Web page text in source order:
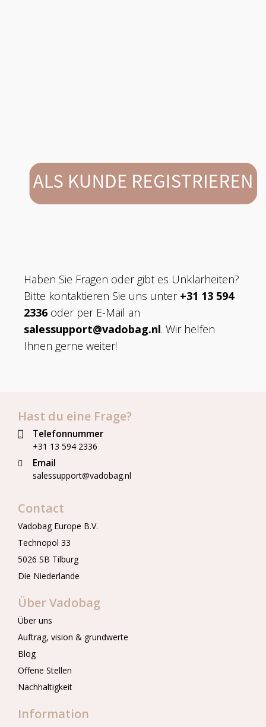
Haben Sie Fragen oder gibt es Unklarheiten?
Bitte kontaktieren Sie uns unter +31 13 594
2336 oder per E-Mail an
salessupport@vadobag.nl. Wir helfen
Ihnen gerne weiter!
Hast du eine Frage?
Telefonnummer
+31 13 594 2336
Email
salessupport@vadobag.nl
Contact
Vadobag Europe B.V.
Technopol 33
5026 SB Tilburg
Die Niederlande
Über Vadobag
Über uns
Auftrag, vision & grundwerte
Blog
Offene Stellen
Nachhaltigkeit
Information